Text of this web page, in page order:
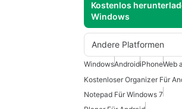
Kostenlos
Windows
Andere Platformen
WindowsAndroidiPhoneWeb
Kostenloser Organizer Für
Notepad Für Windows 7